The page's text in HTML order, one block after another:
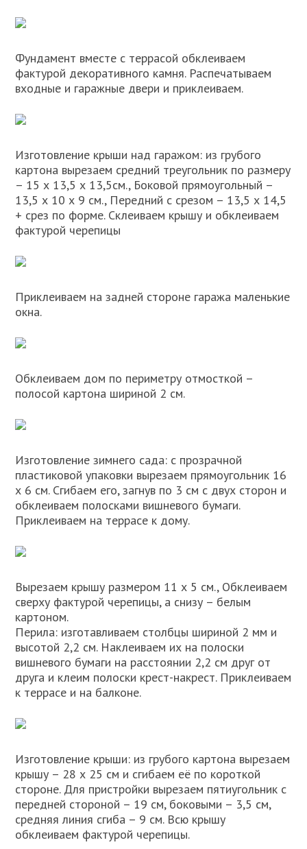
Фундамент вместе с террасой обклеиваем
фактурой декоративного камня. Распечатываем
входные и гаражные двери и приклеиваем.
Изготовление крыши над гаражом: из грубого
картона вырезаем средний треугольник по размеру
– 15 х 13,5 х 13,5см., Боковой прямоугольный –
13,5 х 10 х 9 см., Передний с срезом – 13,5 х 14,5
+ срез по форме. Склеиваем крышу и обклеиваем
фактурой черепицы
Приклеиваем на задней стороне гаража маленькие
окна.
Обклеиваем дом по периметру отмосткой –
полосой картона шириной 2 см.
Изготовление зимнего сада: с прозрачной
пластиковой упаковки вырезаем прямоугольник 16
х 6 см. Сгибаем его, загнув по 3 см с двух сторон и
обклеиваем полосками вишневого бумаги.
Приклеиваем на террасе к дому.
Вырезаем крышу размером 11 х 5 см., Обклеиваем
сверху фактурой черепицы, а снизу – белым
картоном.
Перила: изготавливаем столбцы шириной 2 мм и
высотой 2,2 см. Наклеиваем их на полоски
вишневого бумаги на расстоянии 2,2 см друг от
друга и клеим полоски крест-накрест. Приклеиваем
к террасе и на балконе.
Изготовление крыши: из грубого картона вырезаем
крышу – 28 х 25 см и сгибаем её по короткой
стороне. Для пристройки вырезаем пятиугольник с
передней стороной – 19 см, боковыми – 3,5 см,
средняя линия сгиба – 9 см. Всю крышу
обклеиваем фактурой черепицы.